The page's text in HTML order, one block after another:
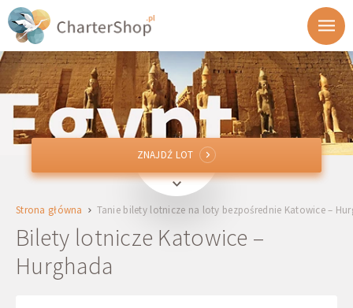
KTWKatowice, Polska
HRG Hurghada, Egipt
Wylot
ZNAJDŹ LOT
ZNAJDŹ LOT
Strona główna Tanie bilety lotnicze na loty bezpośrednie Katowice –
Bilety lotnicze Katowice –
Hurghada